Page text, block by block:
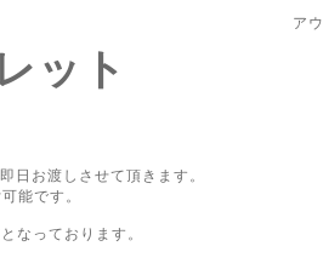
ア
ット
日お渡しさせて頂きます。
能です。
なっております。